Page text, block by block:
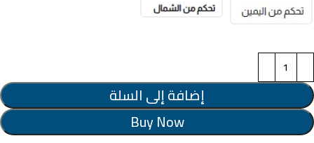
إضافة إلى السلة
Buy Now